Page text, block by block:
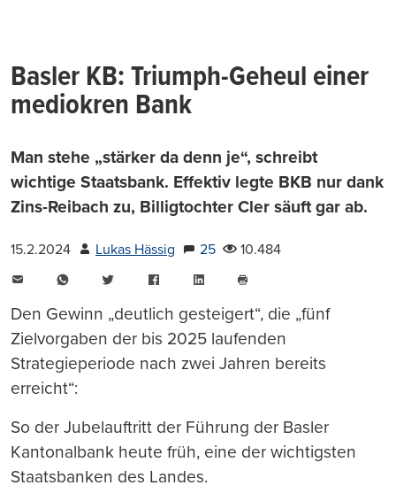
Basler KB: Triumph-Geheul einer
mediokren Bank
Man stehe „stärker da denn je“, schreibt
wichtige Staatsbank. Effektiv legte BKB nur dank
Zins-Reibach zu, Billigtochter Cler säuft gar ab.
15.2.2024 Lukas Hässig 25
10.484
WhatsAppTwitter FacebookLinkedIn
drucken
Den Gewinn „deutlich gesteigert“, die „fünf
Zielvorgaben der bis 2025 laufenden
Strategieperiode nach zwei Jahren bereits
erreicht“:
So der Jubelauftritt der Führung der Basler
Kantonalbank heute früh, eine der wichtigsten
Staatsbanken des Landes.